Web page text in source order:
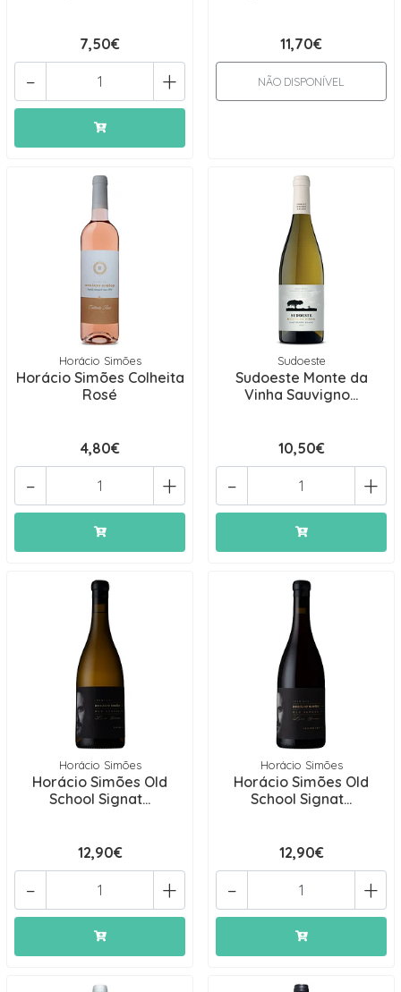
7,50€
+
-
11,70€
NÃO DISPONÍVEL
Horácio Simões
Horácio Simões Colheita
Rosé
4,80€
+
-
Sudoeste
Sudoeste Monte da
Vinha Sauvigno...
10,50€
+
-
Horácio Simões
Horácio Simões Old
School Signat...
12,90€
+
-
Horácio Simões
Horácio Simões Old
School Signat...
12,90€
+
-